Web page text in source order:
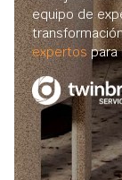
equipo de
expertos para